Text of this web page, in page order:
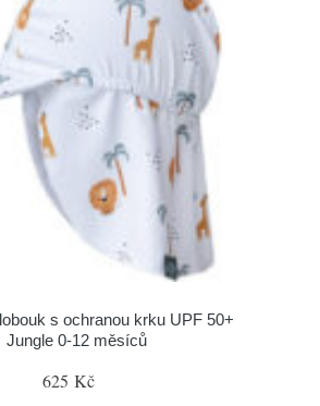
s ochranou krku UPF 50+
Jungle 0-12 měsíců
625 Kč